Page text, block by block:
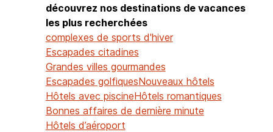
découvrez nos destinations de vacances
les plus recherchées
complexes de sports d'hiver
Escapades citadines
Grandes villes gourmandes
Escapades golfiquesNouveaux hôtels
Hôtels avec piscineHôtels romantiques
Bonnes affaires de dernière minute
Hôtels d’aéroport